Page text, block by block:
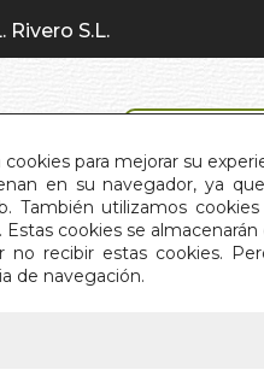
para mejorar su
en su navegador, ya
También utilizamos
Estas cookies se
recibir estas cookies.
de navegación.
Rivero S.L.
INICIO